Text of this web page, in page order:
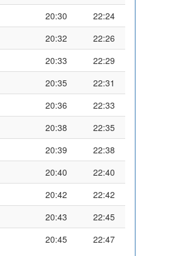
20:30
22:24
20:32
22:26
20:33
22:29
20:35
22:31
20:36
22:33
20:38
22:35
20:39
22:38
20:40
22:40
20:42
22:42
20:43
22:45
20:45 22:47